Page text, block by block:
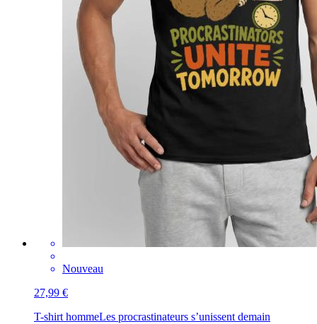
Nouveau
27,99 €
T-shirt hommeLes procrastinateurs s’unissent demain